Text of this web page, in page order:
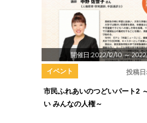
開催日:2022/12/10 ～
投稿日:
イベント
市民ふれあいのつどいパート2
い みんなの人権～